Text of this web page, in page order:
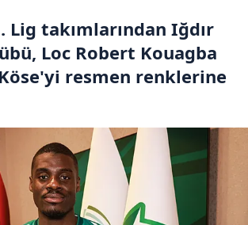
Lig takımlarından Iğdır
Loc Robert Kouagba
resmen renklerine